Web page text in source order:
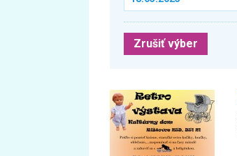
Zrušiť výber